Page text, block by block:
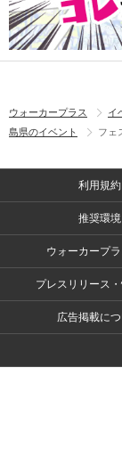
ウォーカープラス イ
島県のイベント
フェ
利用規約
推奨環境
ウォーカープ
プレスリリース
広告掲載に